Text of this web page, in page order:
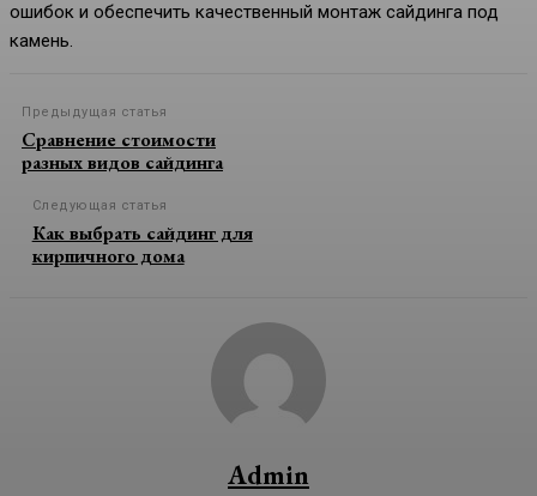
ошибок и обеспечить качественный монтаж сайдинга под
камень.
Предыдущая статья
Сравнение стоимости
разных видов сайдинга
Следующая статья
Как выбрать сайдинг для
кирпичного дома
Admin